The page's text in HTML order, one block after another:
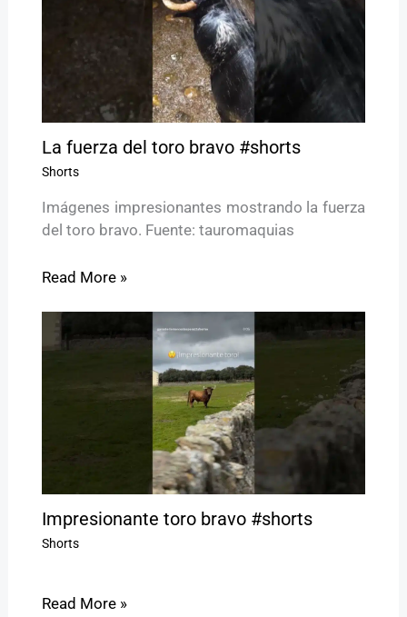
La fuerza del toro bravo #shorts
Shorts
Imágenes impresionantes mostrando la fuerza
del toro bravo. Fuente: tauromaquias
Read More »
Impresionante toro bravo #shorts
Shorts
Read More »